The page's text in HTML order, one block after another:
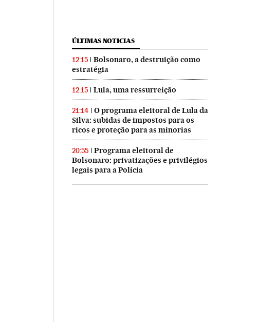
ÚLTIMAS NOTICIAS
12:15
Bolsonaro, a destruição como
estratégia
12:15 Lula, uma ressurreição
21:14
O programa eleitoral de Lula da
Silva: subidas de impostos para os
ricos e proteção para as minorias
20:55
Programa eleitoral de
Bolsonaro: privatizações e privilégios
legais para a Polícia